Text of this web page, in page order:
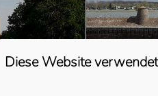
Diese Website